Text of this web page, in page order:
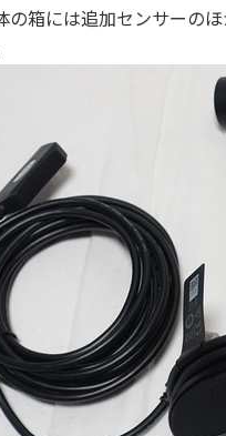
の箱には追加センサーの